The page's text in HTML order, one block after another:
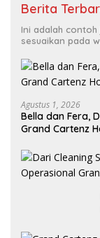
Berita
Ini adalah contoh
sesuaikan pada
Agustus 1, 2026
Bella dan Fera,
Grand Cartenz